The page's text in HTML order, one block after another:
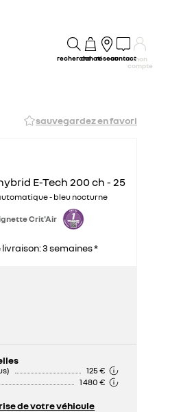
rechercheachatréseaucontactmon
compte
sauvegardez en favori
E-Tech 200 ch - 25
- bleu nocturne
Crit'Air
3 semaines *
125 €
1 480 €
de votre véhicule